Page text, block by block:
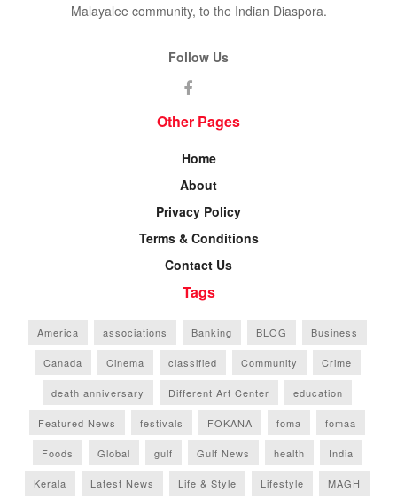
Malayalee community, to the Indian Diaspora.
Follow Us
Other Pages
Home
About
Privacy Policy
Terms & Conditions
Contact Us
Tags
America associations Banking BLOG Business
Canada Cinema classified Community Crime
death anniversary Different Art Center education
Featured News festivals FOKANA foma fomaa
Foods Global gulf Gulf News health India
Kerala Latest News Life & Style Lifestyle MAGH